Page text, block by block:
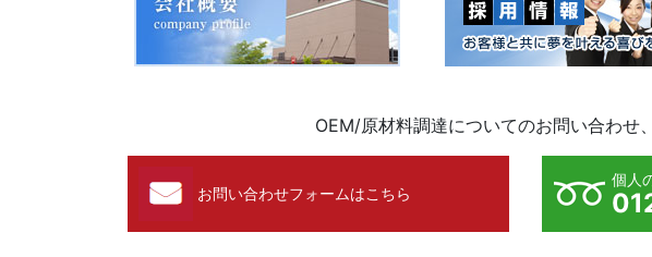
OEM/原材料調達についてのお問い合わせ
お問い合わせフォームはこちら
個人